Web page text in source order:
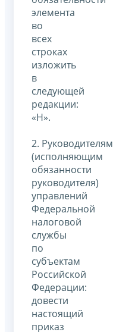
элемента
во
всех
строках
изложить
в
следующей
редакции:
«Н».
2. Руководителям
(исполняющим
обязанности
руководителя)
управлений
Федеральной
налоговой
службы
по
субъектам
Российской
Федерации:
довести
настоящий
приказ